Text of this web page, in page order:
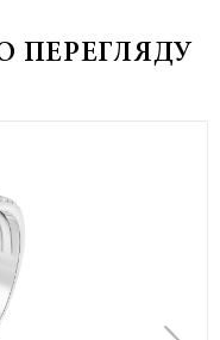
ПЕРЕГЛЯДУ